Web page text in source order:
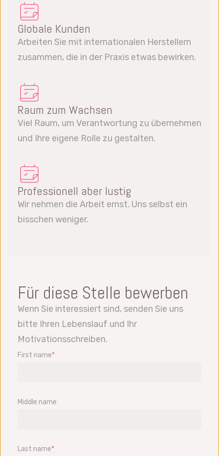
Globale Kunden
Arbeiten Sie mit internationalen Herstellern
zusammen, die in der Praxis etwas bewirken.
Raum zum Wachsen
Viel Raum, um Verantwortung zu übernehmen
und Ihre eigene Rolle zu gestalten.
Professionell aber lustig
Wir nehmen die Arbeit ernst. Uns selbst ein
bisschen weniger.
Für diese Stelle bewerben
Wenn Sie interessiert sind, senden Sie uns
bitte Ihren Lebenslauf und Ihr
Motivationsschreiben.
First name*
Middle name
Last name*